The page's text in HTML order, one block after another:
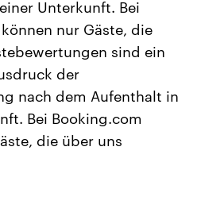
Unterkunft. Bei
nur Gäste, die
sind ein
der
nach dem Aufenthalt in
Bei Booking.com
die über uns